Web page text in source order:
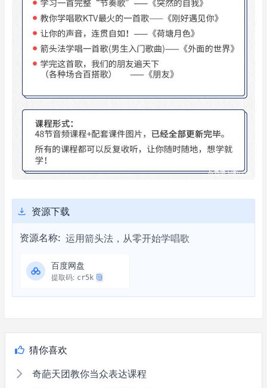
资源下载
资源名称: 运用箭头法，从零开始学唱歌
百度网盘
提取码: cr5k
猜你喜欢
奇葩天团教你当众表达课程